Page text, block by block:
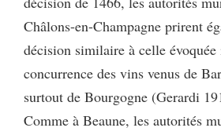
Châlons-en-Champagne prirent
décision similaire à celle
concurrence des vins venus de
surtout de Bourgogne (Gerardi
Comme à Beaune, les autorités